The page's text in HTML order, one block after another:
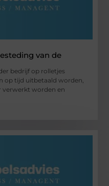
van de
bedrijf op rolletjes
op tijd uitbetaald worden,
verwerkt worden en